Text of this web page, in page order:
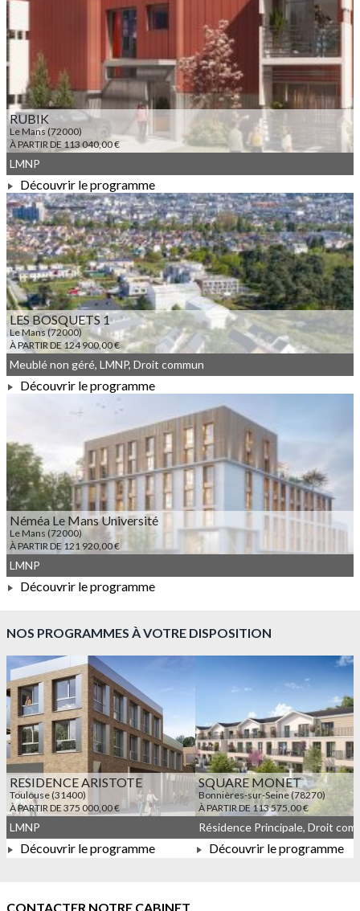
À PARTIR DE 106 000,00 €
RUBIK
Le Mans (72000)
À PARTIR DE 113 040,00 €
À PARTIR DE 113 040,00 €
LMNP
Découvrir le programme
LES BOSQUETS 1
Le Mans (72000)
À PARTIR DE 124 900,00 €
À PARTIR DE 124 900,00 €
Meublé non géré, LMNP, Droit commun
Découvrir le programme
Néméa Le Mans Université
Le Mans (72000)
À PARTIR DE 121 920,00 €
À PARTIR DE 121 920,00 €
LMNP
Découvrir le programme
NOS PROGRAMMES À VOTRE DISPOSITION
RESIDENCE ARISTOTE
Toulouse (31400)
À PARTIR DE 375 000,00 €
À PARTIR DE 375 000,00 €
LMNP
Découvrir le programme
SQUARE MONET
Bonnières-sur-Seine (78270)
À PARTIR DE 113 575,00 €
Découvrir le programme
CONTACTER NOTRE CABINET